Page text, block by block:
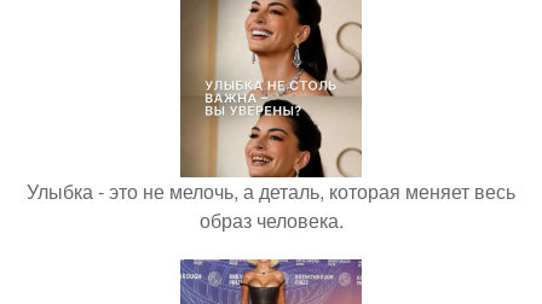
Улыбка - это не мелочь, а деталь, которая меняет весь
образ человека.